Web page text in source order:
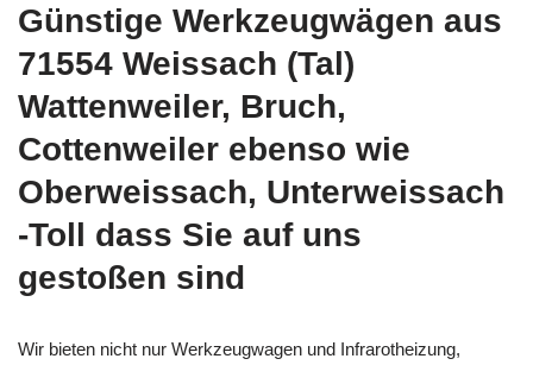
Günstige Werkzeugwägen aus
71554 Weissach (Tal)
Wattenweiler, Bruch,
Cottenweiler ebenso wie
Oberweissach, Unterweissach
-Toll dass Sie auf uns
gestoßen sind
Wir bieten nicht nur Werkzeugwagen und Infrarotheizung,